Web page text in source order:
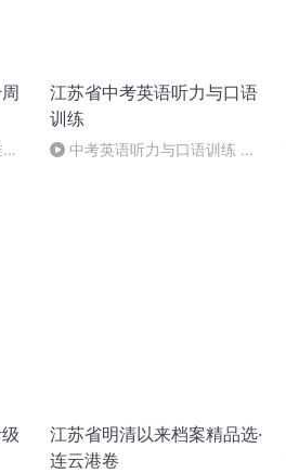
江苏省中考英语听力与口语
训练
中考英语听力与口语训练 模
江苏省明清以来档案精品选·
连云港卷